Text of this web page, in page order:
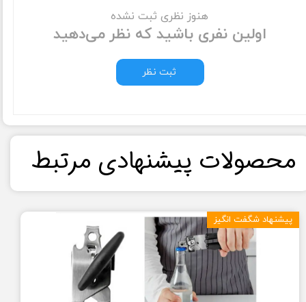
هنوز نظری ثبت نشده
اولین نفری باشید که نظر می‌دهید
ثبت نظر
پیشنهاد شگفت انگیز
​محصولات پیشنهادی مرتبط​​​​​​​